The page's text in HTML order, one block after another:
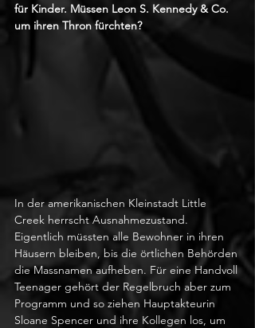
für Kinder. Müssen Leon S. Kennedy & Co.
um ihren Thron fürchten?
In der amerikanischen Kleinstadt Little
Creek herrscht Ausnahmezustand.
Eigentlich müssten alle Bewohner in ihren
Häusern bleiben, bis die örtlichen Behörden
die Massnamen aufheben. Für eine Handvoll
Teenager gehört der Regelbruch aber zum
Programm und so ziehen Hauptakteurin
Sloane Spencer und ihre Kollegen los, um